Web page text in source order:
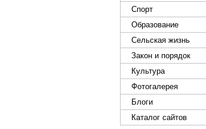
Спорт
Образование
Сельская жизнь
Закон и порядок
Культура
Фотогалерея
Блоги
Каталог сайтов